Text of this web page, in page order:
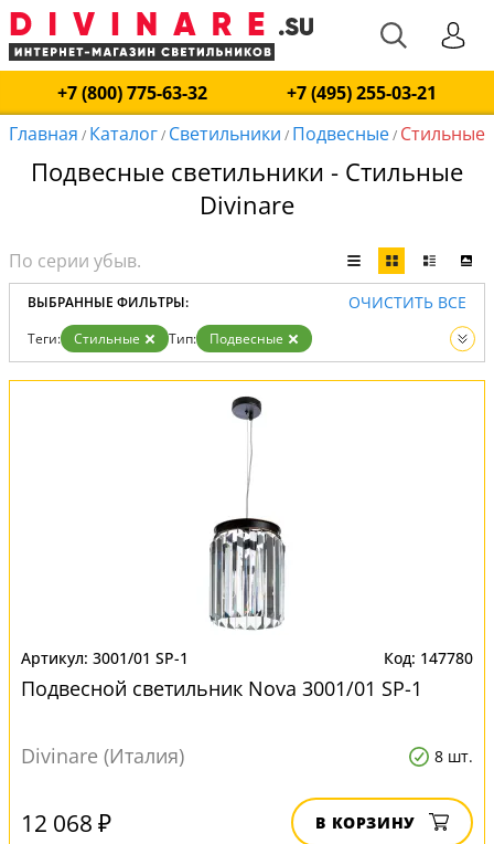
+7 (800) 775-63-32
+7 (495) 255-03-21
Главная / Каталог/ Светильники / Подвесные/ Стильные
Подвесные светильники - Стильные
Divinare
ВЫБРАННЫЕ ФИЛЬТРЫ: ОЧИСТИТЬ ВСЕ
Теги: Стильные Тип:
Подвесные
Вид:
Светильники
3001/01 SP-1 147780
Подвесной светильник Nova 3001/01 SP-1
Divinare (Италия) 8 шт.
12 068 ₽ В КОРЗИНУ